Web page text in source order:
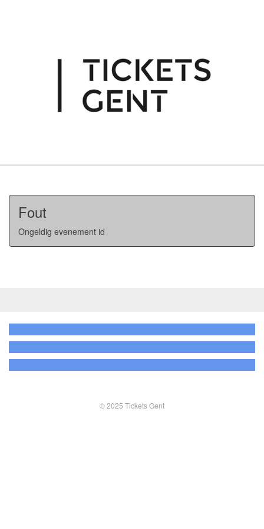
Fout
Ongeldig evenement id
© 2025 Tickets Gent